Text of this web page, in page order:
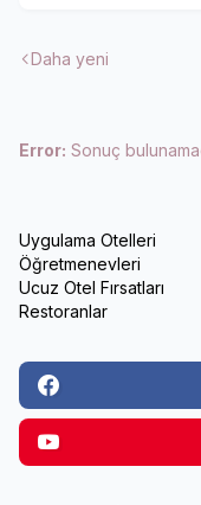
Daha yeni
Error: Sonuç
Uygulama Otelleri
Öğretmenevleri
Ucuz Otel Fırsatları
Restoranlar